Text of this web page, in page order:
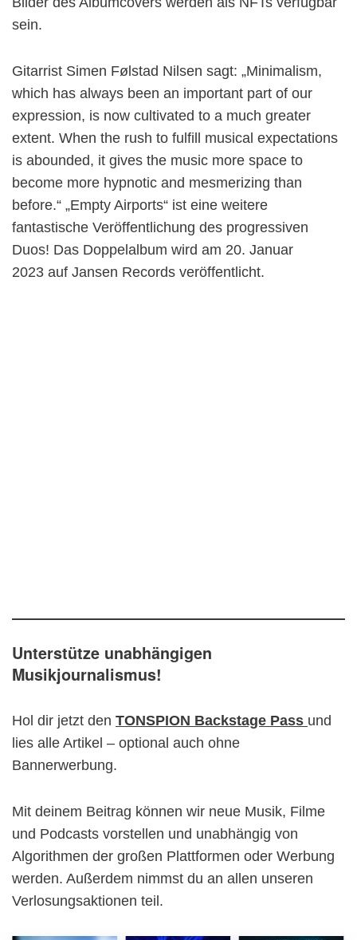
sein.
Gitarrist Simen Følstad Nilsen sagt: „Minimalism,
which has always been an important part of our
expression, is now cultivated to a much greater
extent. When the rush to fulfill musical expectations
is abounded, it gives the music more space to
become more hypnotic and mesmerizing than
before.“ „Empty Airports“ ist eine weitere
fantastische Veröffentlichung des progressiven
Duos! Das Doppelalbum wird am 20. Januar
2023 auf Jansen Records veröffentlicht.
Unterstütze unabhängigen
Musikjournalismus!
Hol dir jetzt den TONSPION Backstage Pass und
lies alle Artikel – optional auch ohne
Bannerwerbung.
Mit deinem Beitrag können wir neue Musik, Filme
und Podcasts vorstellen und unabhängig von
Algorithmen der großen Plattformen oder Werbung
werden. Außerdem nimmst du an allen unseren
Verlosungsaktionen teil.